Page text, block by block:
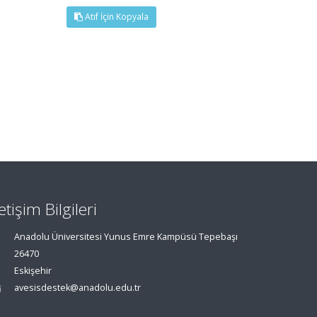
Atıf İçin Kopyala
Bilgileri
Anadolu Üniversitesi Yunus Emre Kampüsü Tepebaşı
26470
Eskişehir
avesisdestek@anadolu.edu.tr